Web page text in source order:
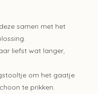
samen met het
liefst wat langer,
om het gaatje
te prikken.